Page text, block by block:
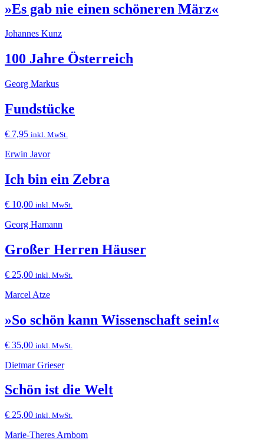
»Es gab nie einen schöneren März«
Johannes Kunz
100 Jahre Österreich
Georg Markus
Fundstücke
€ 7,95 inkl. MwSt.
Erwin Javor
Ich bin ein Zebra
€ 10,00 inkl. MwSt.
Georg Hamann
Großer Herren Häuser
€ 25,00 inkl. MwSt.
Marcel Atze
»So schön kann Wissenschaft sein!«
€ 35,00 inkl. MwSt.
Dietmar Grieser
Schön ist die Welt
€ 25,00 inkl. MwSt.
Marie-Theres Arnbom